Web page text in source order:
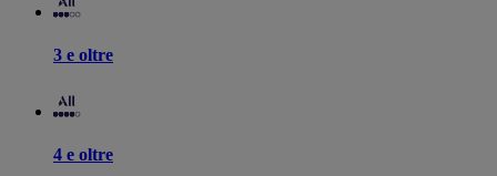
3 e oltre
4 e oltre